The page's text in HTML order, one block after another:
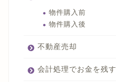
物件購入前
物件購入後
不動産売却
会計処理でお金を残す